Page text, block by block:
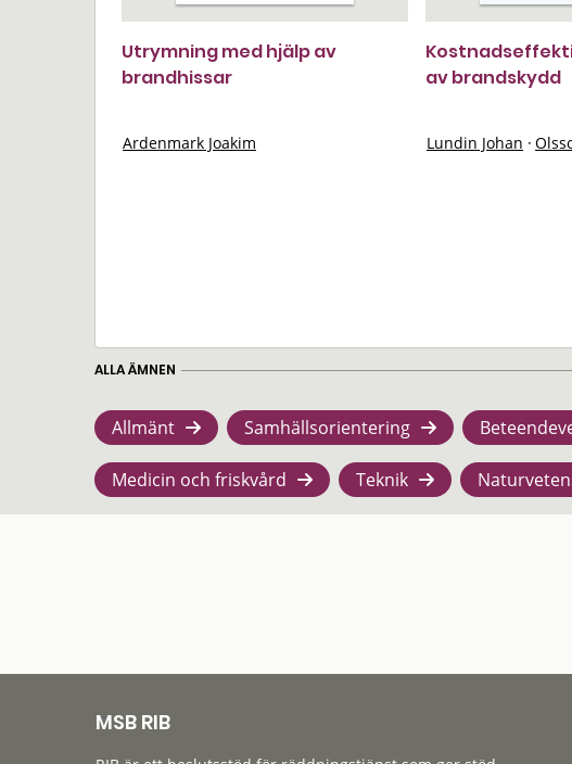
Utrymning med hjälp av
brandhissar
Ardenmark Joakim
av brandskydd
Lundin Johan ·
ALLA ÄMNEN
Allmänt Samhällsorientering
Medicin och friskvård Teknik
MSB RIB